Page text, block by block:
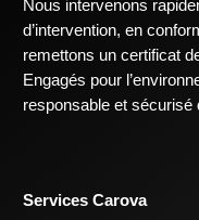
Nous intervenons
d’intervention, en
remettons un certificat
Engagés pour
responsable et sécurisé
Services Carova